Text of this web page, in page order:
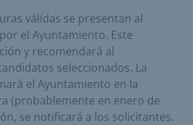
válidas se presentan al
el Ayuntamiento. Este
y recomendará al
seleccionados. La
el Ayuntamiento en la
(probablemente en enero de
se notificará a los solicitantes.